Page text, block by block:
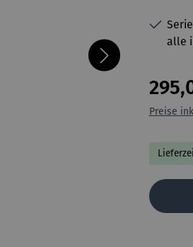
alle
Preise